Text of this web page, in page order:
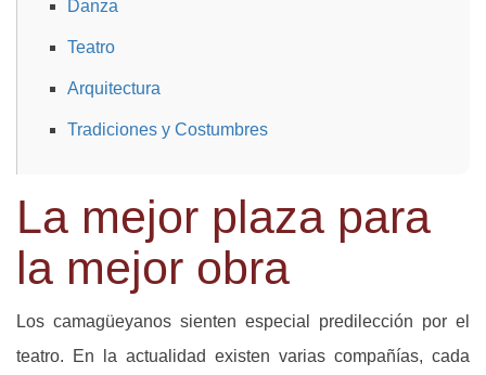
Danza
Teatro
Arquitectura
Tradiciones y Costumbres
La mejor plaza para
la mejor obra
Los camagüeyanos sienten especial predilección por el
teatro. En la actualidad existen varias compañías, cada